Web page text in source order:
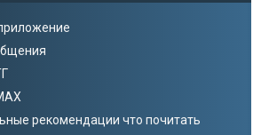
рекомендации что почитать